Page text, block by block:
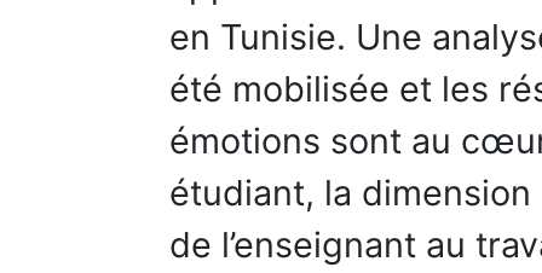
en Tunisie. Une
été mobilisée et les
émotions sont au
étudiant, la
de l’enseignant au